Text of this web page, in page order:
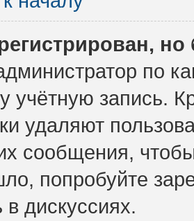
по
учётную запись.
удаляют
сообщения,
попробуйте
в дискуссиях.